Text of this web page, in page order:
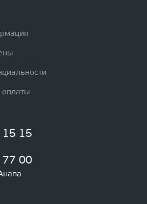
оплаты
15
77 00